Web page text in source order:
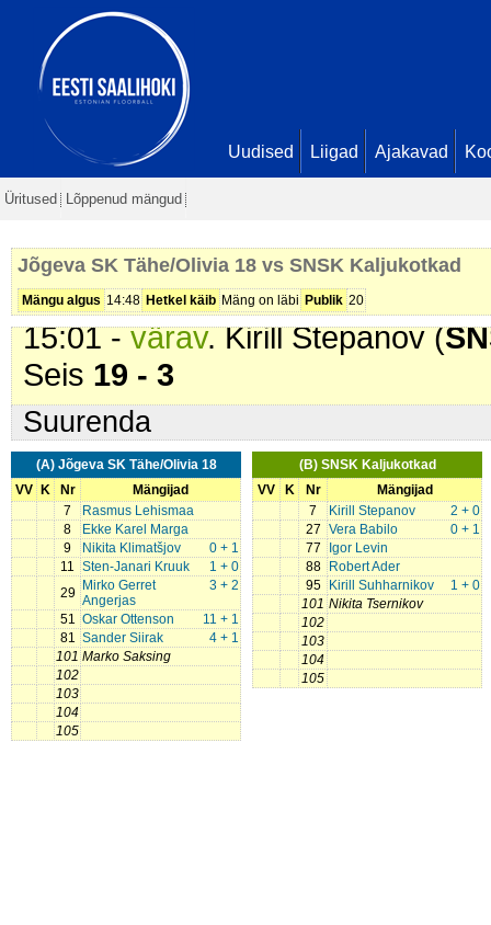
Uudised Liigad Ajakavad
Üritused Lõppenud mängud
Jõgeva SK Tähe/Olivia 18 vs SNSK Kaljukotkad
Mängu algus 14:48 Hetkel käib Mäng on läbi Publik 20
11:19 -värav
11:55 -värav
16 - 2
13:19 -värav. Sten-Janari Kruuk
13:44 -värav. Sander Siirak (
14:53 -värav. Sander Siirak (
15:01 -värav. Kirill Stepanov (
Seis 19 - 3
Suurenda
(A) Jõgeva SK Tähe/Olivia 18
VV
K Nr
Mängijad
7
Rasmus Lehismaa
8
Ekke Karel Marga
9
0 + 1
Nikita Klimatšjov
11
1 + 0
Sten-Janari Kruuk
29
3 + 2
Mirko Gerret
Angerjas
51
11 + 1
Oskar Ottenson
81
4 + 1
Sander Siirak
101 Marko Saksing
102
103
104
105
(B) SNSK Kaljukotkad
VV
K Nr
Mängijad
7
2 + 0
Kirill Stepanov
27
0 + 1
Vera Babilo
77
Igor Levin
88
Robert Ader
95
1 + 0
Kirill Suhharnikov
101 Nikita Tsernikov
102
103
104
105